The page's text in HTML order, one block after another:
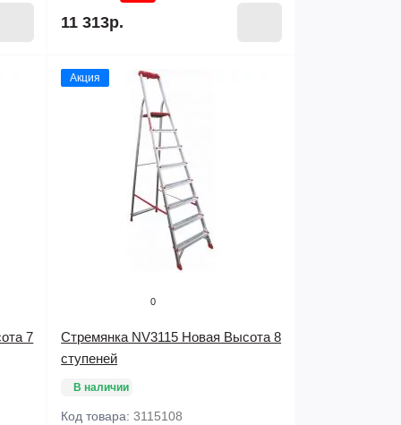
11 313р.
7
Акция
0
Стремянка NV3115 Новая Высота 8
ступеней
В наличии
Код товара:3115108